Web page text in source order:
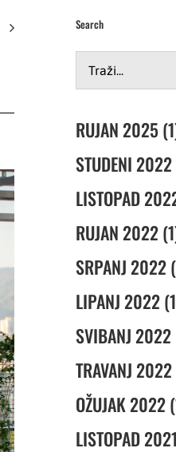
Search
RUJAN 2025
STUDENI
LISTOPAD
RUJAN 2022
SRPANJ 2022
LIPANJ 2022
SVIBANJ 2022
TRAVANJ
OŽUJAK 2022
LISTOPAD